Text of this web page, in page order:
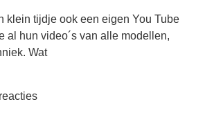
klein tijdje ook een eigen You Tube
al hun video´s van alle modellen,
Wat